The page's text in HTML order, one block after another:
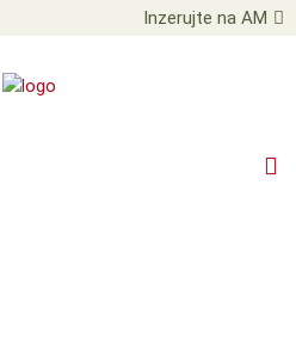
Inzerujte na AM